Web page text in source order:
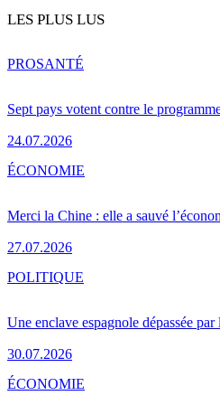
LES PLUS LUS
Sept pays votent contre le
24.07.2026
PROSANTÉ
Merci la Chine : elle a sauvé
27.07.2026
ÉCONOMIE
Une enclave espagnole dépassée
30.07.2026
POLITIQUE
ÉCONOMIE